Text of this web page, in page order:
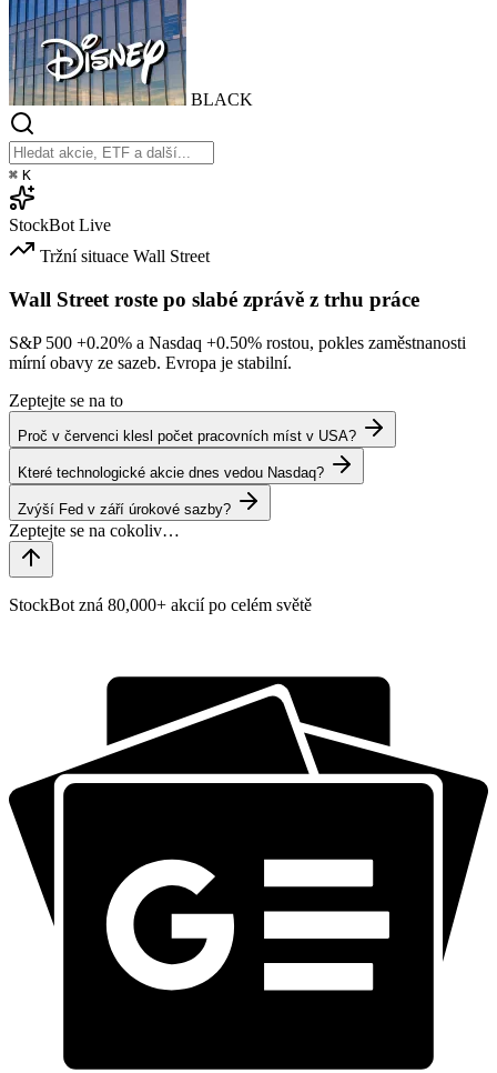
BLACK
⌘ K
StockBot Live
Tržní situace Wall Street
Wall Street roste po slabé zprávě z trhu práce
S&P 500 +0.20% a Nasdaq +0.50% rostou, pokles zaměstnanosti
mírní obavy ze sazeb. Evropa je stabilní.
Zeptejte se na to
Proč v červenci klesl počet pracovních míst v USA?
Které technologické akcie dnes vedou Nasdaq?
Zvýší Fed v září úrokové sazby?
StockBot zná 80,000+ akcií po celém světě